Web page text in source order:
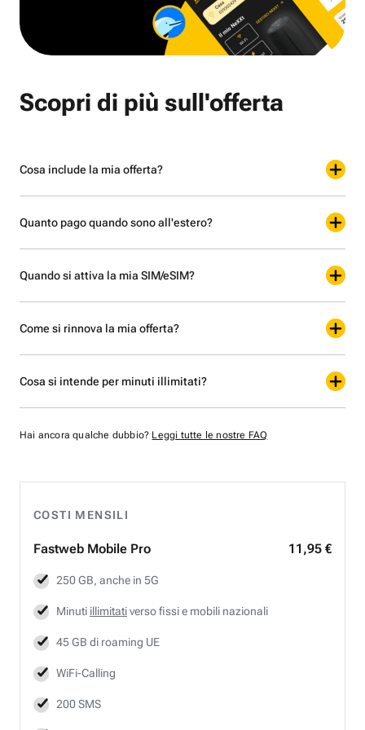
COSTI MENSILI
Fastweb Mobile Pro 11,95 €
250 GB, anche in 5G
Minuti illimitativerso fissi e mobili nazionali
45 GB di roaming UE
WiFi-Calling
200 SMS
Scopri di più sull'offerta
Cosa include la mia offerta?
Quanto pago quando sono all'estero?
Quando si attiva la mia SIM/eSIM?
Come si rinnova la mia offerta?
Cosa si intende per minuti illimitati?
Hai ancora qualche dubbio? Leggi tutte le nostre FAQ